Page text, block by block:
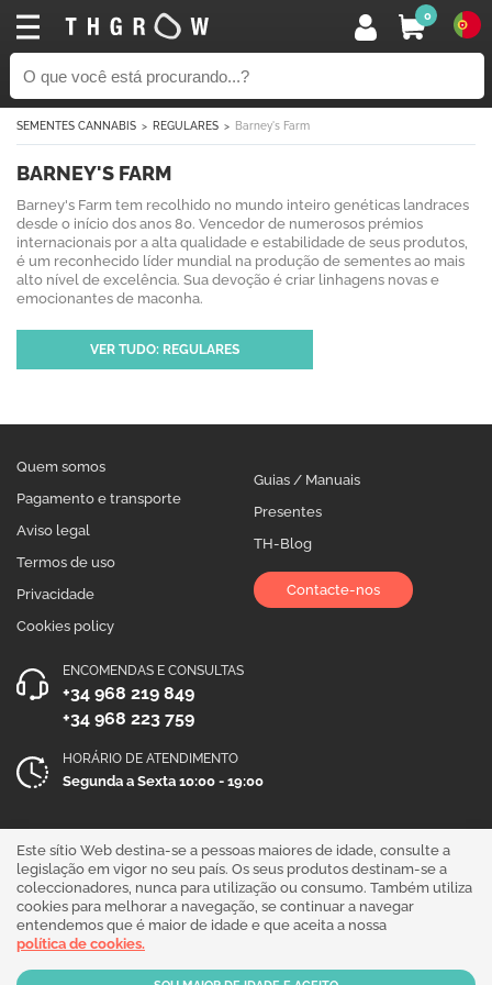
0
SEMENTES CANNABIS REGULARES Barney's Farm
BARNEY'S FARM
Barney's Farm tem recolhido no mundo inteiro genéticas landraces
desde o início dos anos 80. Vencedor de numerosos prémios
internacionais por a alta qualidade e estabilidade de seus produtos,
é um reconhecido líder mundial na produção de sementes ao mais
alto nível de excelência. Sua devoção é criar linhagens novas e
emocionantes de maconha.
VER TUDO: REGULARES
Quem somos
Pagamento e transporte
Aviso legal
Termos de uso
Privacidade
Cookies policy
Guias / Manuais
Presentes
TH-Blog
Contacte-nos
ENCOMENDAS E CONSULTAS
+34 968 219 849
+34 968 223 759
HORÁRIO DE ATENDIMENTO
Segunda a Sexta 10:00 - 19:00
Copyright © 2026 - THGrow.com - Souvenir Garden S.L. CIF B-73729667 - Calle
Este sítio Web destina-se a pessoas maiores de idade, consulte a
legislação em vigor no seu país. Os seus produtos destinam-se a
coleccionadores, nunca para utilização ou consumo. Também utiliza
cookies para melhorar a navegação, se continuar a navegar
entendemos que é maior de idade e que aceita a nossa
política de cookies.